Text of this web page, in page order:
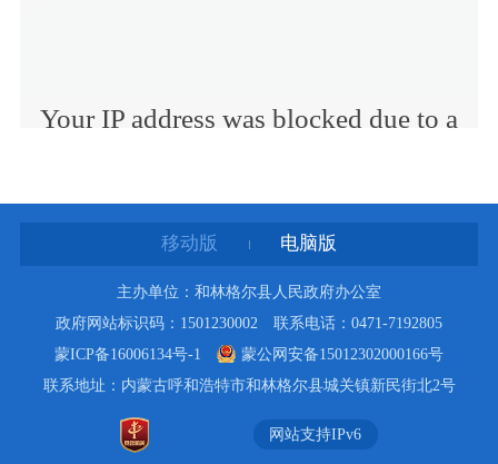
移动版 电脑版
主办单位：和林格尔县人民政府办公室
政府网站标识码：1501230002 联系电话：0471-7192805
蒙ICP备16006134号-1
蒙公网安备15012302000166号
联系地址：内蒙古呼和浩特市和林格尔县城关镇新民街北2号
网站支持IPv6